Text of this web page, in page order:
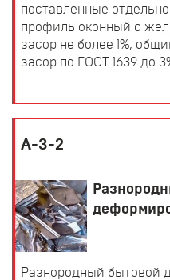
поставленные
профиль оконный с
засор не более 1%,
засор по ГОСТ 1639 до
А-3-2
Разнородный бытовой